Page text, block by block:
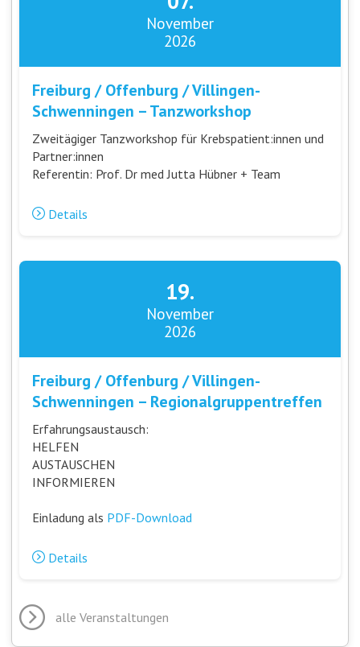
November
2026
Freiburg / Offenburg / Villingen-
Schwenningen – Tanzworkshop
Zweitägiger Tanzworkshop für Krebspatient:innen und
Partner:innen
Referentin: Prof. Dr med Jutta Hübner + Team
Details
19.
November
2026
Freiburg / Offenburg / Villingen-
Schwenningen – Regionalgruppentreffen
Erfahrungsaustausch:
HELFEN
AUSTAUSCHEN
INFORMIEREN
Einladung als PDF-Download
Details
alle Veranstaltungen